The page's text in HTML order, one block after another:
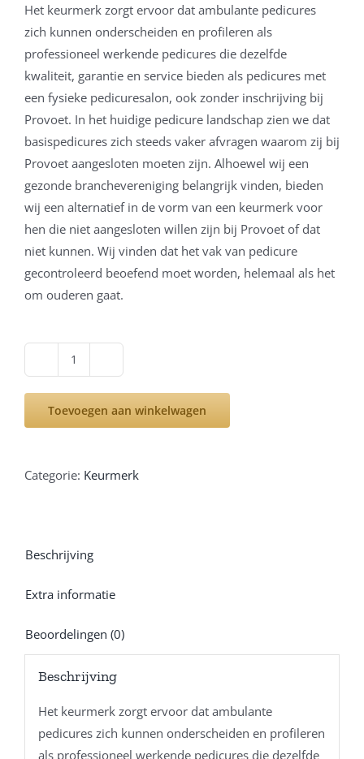
Het keurmerk zorgt ervoor dat ambulante pedicures
zich kunnen onderscheiden en profileren als
professioneel werkende pedicures die dezelfde
kwaliteit, garantie en service bieden als pedicures met
een fysieke pedicuresalon, ook zonder inschrijving bij
Provoet. In het huidige pedicure landschap zien we dat
basispedicures zich steeds vaker afvragen waarom zij bij
Provoet aangesloten moeten zijn. Alhoewel wij een
gezonde branchevereniging belangrijk vinden, bieden
wij een alternatief in de vorm van een keurmerk voor
hen die niet aangesloten willen zijn bij Provoet of dat
niet kunnen. Wij vinden dat het vak van pedicure
gecontroleerd beoefend moet worden, helemaal als het
om ouderen gaat.
Keurmerk
ambulante
pedicure
Toevoegen aan winkelwagen
Categorie: Keurmerk
Beschrijving
Extra informatie
Beoordelingen (0)
Beschrijving
Het keurmerk zorgt ervoor dat ambulante
pedicures zich kunnen onderscheiden en profileren
als professioneel werkende pedicures die dezelfde